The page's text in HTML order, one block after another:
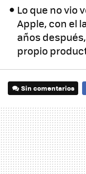
Lo que no vio
Apple, con el
años
propio
Sin comentarios